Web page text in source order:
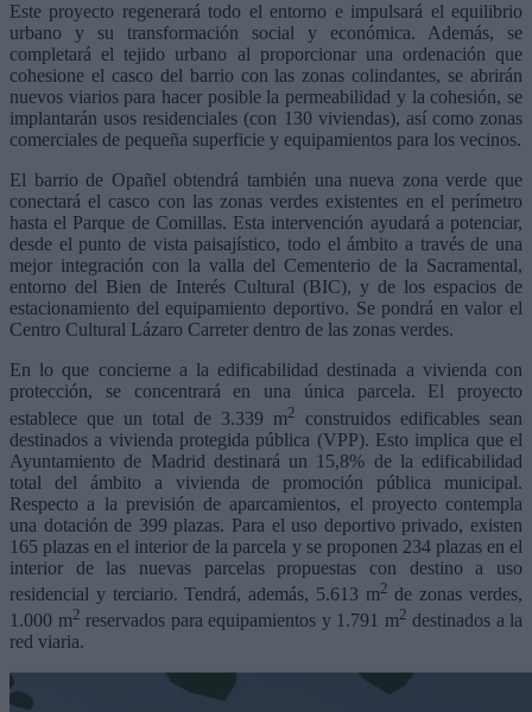
Este proyecto regenerará todo el entorno e impulsará el equilibrio
urbano y su transformación social y económica. Además, se
completará el tejido urbano al proporcionar una ordenación que
cohesione el casco del barrio con las zonas colindantes, se abrirán
nuevos viarios para hacer posible la permeabilidad y la cohesión, se
implantarán usos residenciales (con 130 viviendas), así como zonas
comerciales de pequeña superficie y equipamientos para los vecinos.
El barrio de Opañel obtendrá también una nueva zona verde que
conectará el casco con las zonas verdes existentes en el perímetro
hasta el Parque de Comillas. Esta intervención ayudará a potenciar,
desde el punto de vista paisajístico, todo el ámbito a través de una
mejor integración con la valla del Cementerio de la Sacramental,
entorno del Bien de Interés Cultural (BIC), y de los espacios de
estacionamiento del equipamiento deportivo. Se pondrá en valor el
Centro Cultural Lázaro Carreter dentro de las zonas verdes.
En lo que concierne a la edificabilidad destinada a vivienda con
protección, se concentrará en una única parcela. El proyecto
establece que un total de 3.339 m2
construidos edificables sean
destinados a vivienda protegida pública (VPP). Esto implica que el
Ayuntamiento de Madrid destinará un 15,8% de la edificabilidad
total del ámbito a vivienda de promoción pública municipal.
Respecto a la previsión de aparcamientos, el proyecto contempla
una dotación de 399 plazas. Para el uso deportivo privado, existen
165 plazas en el interior de la parcela y se proponen 234 plazas en el
interior de las nuevas parcelas propuestas con destino a uso
residencial y terciario. Tendrá, además, 5.613 m2 de zonas verdes,
1.000 m2 reservados para equipamientos y 1.791 m2 destinados a la
red viaria.